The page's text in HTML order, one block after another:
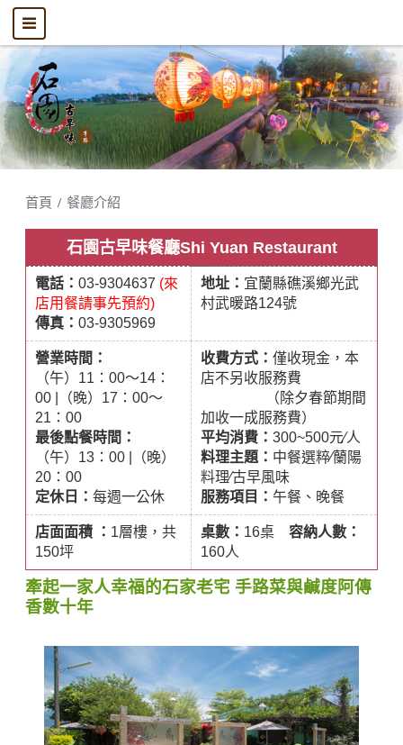
首頁 餐廳介紹
石園古早味餐廳Shi Yuan Restaurant
電話： 03-9304637 (來
店用餐請事先預約)
傳真： 03-9305969
地址： 宜蘭縣礁溪鄉光武
村武暖路124號
營業時間：
（午）11：00～14：
00 |（晚）17：00～
21：00
最後點餐時間：
（午）13：00 |（晚）
20：00
定休日： 每週一公休
收費方式： 僅收現金，本
店不另收服務費
（除夕春節期間
加收一成服務費）
平均消費： 300~500元∕人
料理主題： 中餐選粹∕蘭陽
料理∕古早風味
服務項目： 午餐、晚餐
店面面積 ： 1層樓，共
150坪
桌數： 16桌 容納人數：
160人
牽起一家人幸福的石家老宅 手路菜與鹹度阿傳
香數十年